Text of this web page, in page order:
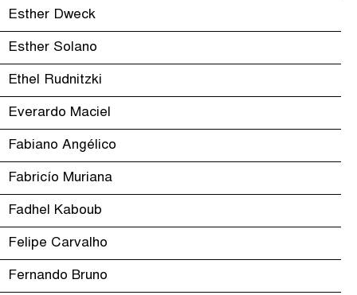
Esther Dweck
Esther Solano
Ethel Rudnitzki
Everardo Maciel
Fabiano Angélico
Fabricío Muriana
Fadhel Kaboub
Felipe Carvalho
Fernando Bruno